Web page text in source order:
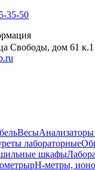
35-50
Свободы, дом 61 к.1
Весы
лабораторные
шкафы
pH-метры,